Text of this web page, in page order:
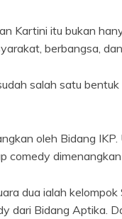
Kartini itu bukan
berbangsa,
salah satu
oleh Bidang IKP.
comedy
dua ialah
dari Bidang Aptika.